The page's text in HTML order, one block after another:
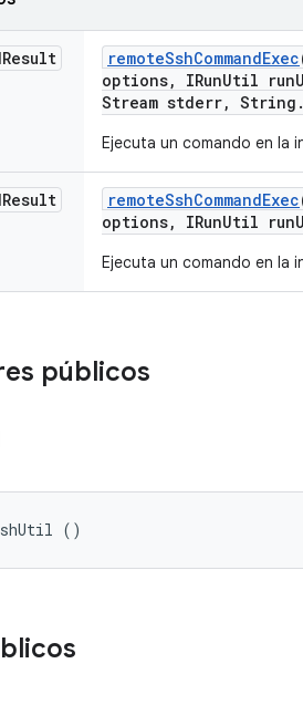
Result remoteSshCommandExec
options, IRunUtil run
Stream stderr, String .
Ejecuta un comando en la
Result remoteSshCommandExec
options, IRunUtil run
Ejecuta un comando en la
públicos
()